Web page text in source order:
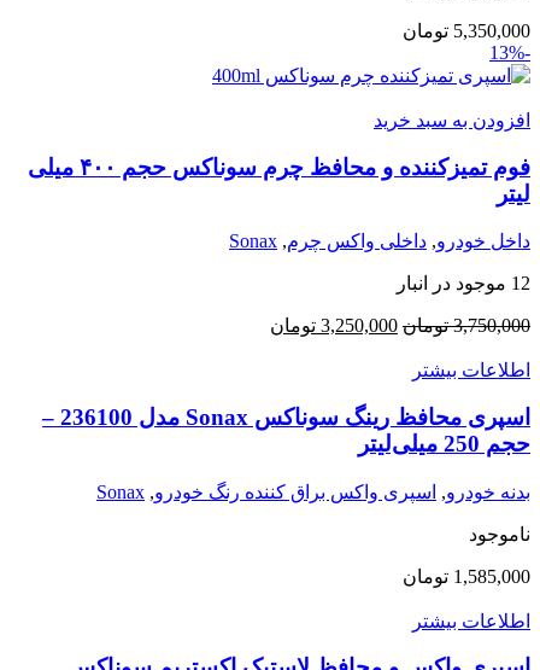
5,350,000 تومان
-13%
افزودن به سبد خرید
فوم تمیزکننده و محافظ چرم سوناکس حجم ۴۰۰ میلی
لیتر
داخل خودرو, داخلی واکس چرم,
Sonax
12 موجود در انبار
3,750,000 تومان 3,250,000 تومان
اطلاعات بیشتر
اسپری محافظ رینگ سوناکس Sonax مدل 236100 –
حجم 250 میلی‌لیتر
بدنه خودرو, اسپری واکس براق کننده رنگ خودرو,
Sonax
ناموجود
1,585,000 تومان
اطلاعات بیشتر